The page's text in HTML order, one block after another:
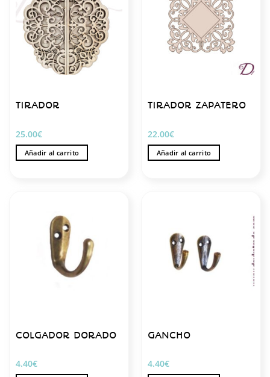
TIRADOR
25.00€
Añadir al carrito
TIRADOR ZAPATERO
22.00€
Añadir al carrito
COLGADOR DORADO
4.40€
GANCHO
4.40€